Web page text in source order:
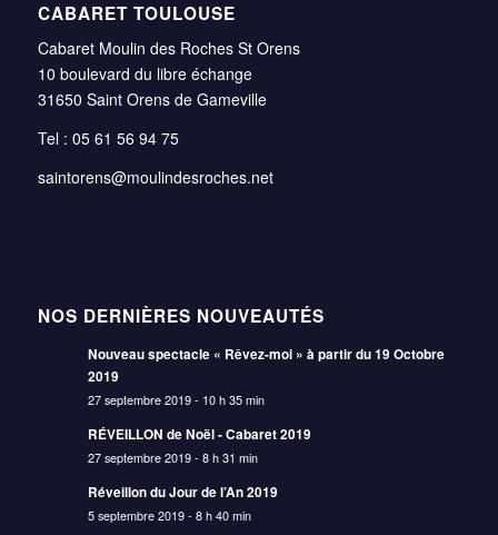
CABARET TOULOUSE
Cabaret Moulin des Roches St Orens
10 boulevard du libre échange
31650 Saint Orens de Gameville
Tel : 05 61 56 94 75
saintorens@moulindesroches.net
NOS DERNIÈRES NOUVEAUTÉS
Nouveau spectacle « Rêvez-moi » à partir du 19 Octobre
2019
27 septembre 2019 - 10 h 35 min
RÉVEILLON de Noël - Cabaret 2019
27 septembre 2019 - 8 h 31 min
Réveillon du Jour de l’An 2019
5 septembre 2019 - 8 h 40 min